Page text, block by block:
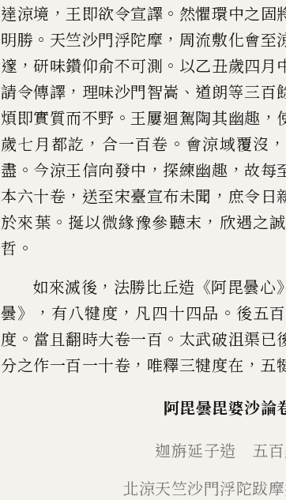
達涼境 ， 王即欲令宣譯 。 然懼環中之固
明勝 。 天竺沙門浮陀摩 ， 周流敷化會至
邃 ，研味鑽仰俞不可測 。 以乙丑歲四月
請令傳譯 ， 理味沙門智嵩 、 道朗等三百
煩即實質而不野 。 王屢迴駕陶其幽趣 ，
歲七月都訖 ， 合一百卷 。 會涼域覆沒 ，
盡 。 今涼王信向發中 ， 探練幽趣 ，故每
本六十卷 ， 送至宋臺宣布未聞 ， 庶令日
於來葉 。 挻以微緣豫參聽末 ， 欣遇之
哲 。
如來滅後 ， 法勝比丘造 《阿毘曇心》
曇》， 有八犍度 ， 凡四十四品 。 後五
度 。 當且翻時大卷一百 。 太武破沮渠已
分之作一百一十卷 ， 唯釋三犍度在 ， 五
阿毘曇毘婆沙論
迦旃延子造
五
北涼天竺沙門浮陀跋摩